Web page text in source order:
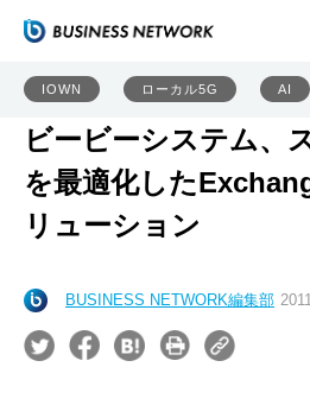
IOWN ローカル5G AI
ビービーシステム、
を最適化した
リューション
BUSINESS NETWORK編集部